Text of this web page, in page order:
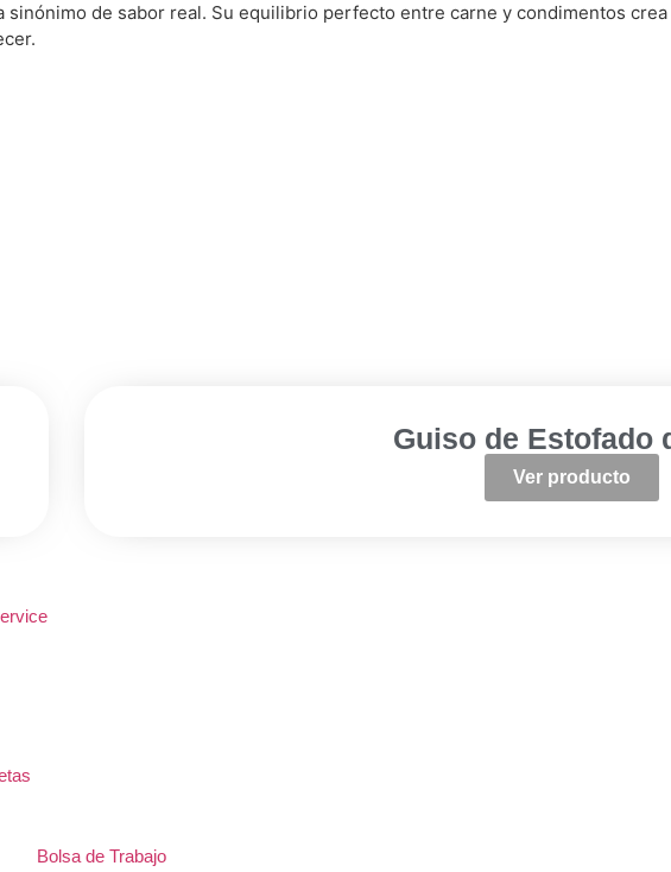
de sabor real. Su equilibrio perfecto entre carne y condimentos crea
Guiso de Estofado
Ver producto
Bolsa de Trabajo